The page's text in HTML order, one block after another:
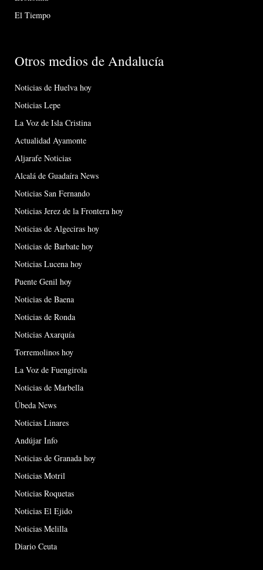
El Tiempo
Otros medios de Andalucía
Noticias de Huelva hoy
Noticias Lepe
La Voz de Isla Cristina
Actualidad Ayamonte
Aljarafe Noticias
Alcalá de Guadaíra News
Noticias San Fernando
Noticias Jerez de la Frontera hoy
Noticias de Algeciras hoy
Noticias de Barbate hoy
Noticias Lucena hoy
Puente Genil hoy
Noticias de Baena
Noticias de Ronda
Noticias Axarquía
Torremolinos hoy
La Voz de Fuengirola
Noticias de Marbella
Úbeda News
Noticias Linares
Andújar Info
Noticias de Granada hoy
Noticias Motril
Noticias Roquetas
Noticias El Ejido
Noticias Melilla
Diario Ceuta